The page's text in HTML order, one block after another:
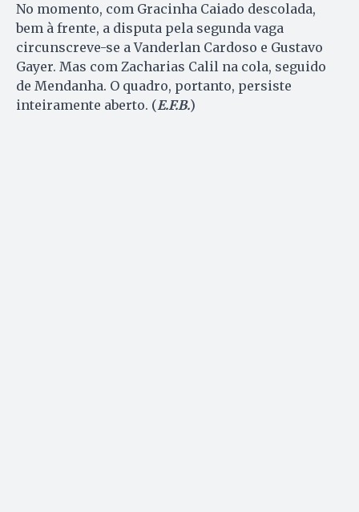
No momento, com Gracinha Caiado descolada,
bem à frente, a disputa pela segunda vaga
circunscreve-se a Vanderlan Cardoso e Gustavo
Gayer. Mas com Zacharias Calil na cola, seguido
de Mendanha. O quadro, portanto, persiste
inteiramente aberto. (E.F.B.)